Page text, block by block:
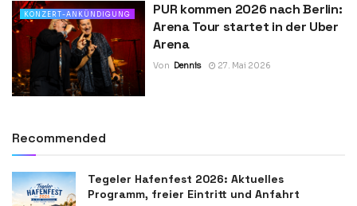
KONZERT-ANKÜNDIGUNG
PUR kommen 2026 nach Berlin:
Arena Tour startet in der Uber
Arena
Von Dennis 27. Mai 2026
Recommended
Tegeler Hafenfest 2026: Aktuelles
Programm, freier Eintritt und Anfahrt